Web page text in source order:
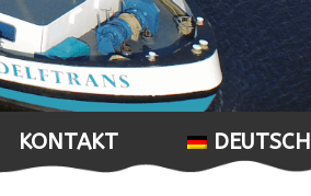
KONTAKT DEUTSCH